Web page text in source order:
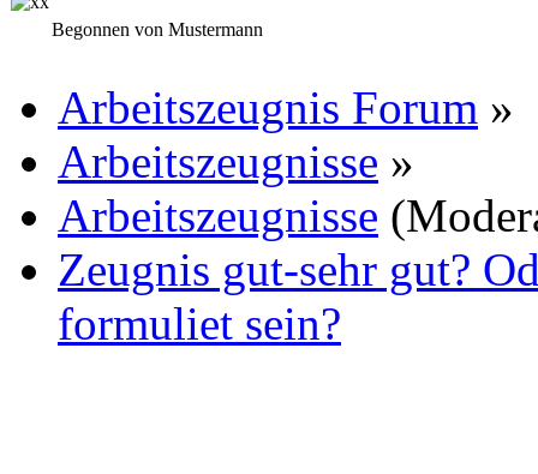
Begonnen von Mustermann
Arbeitszeugnis Forum »
Arbeitszeugnisse »
Arbeitszeugnisse
Zeugnis gut-sehr gut?
formuliet sein?